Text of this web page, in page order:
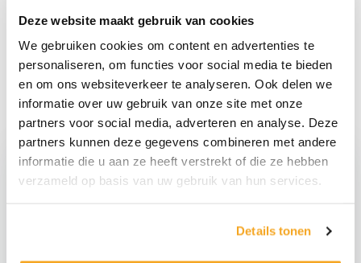
Deze website maakt gebruik van cookies
We gebruiken cookies om content en advertenties te
personaliseren, om functies voor social media te bieden
en om ons websiteverkeer te analyseren. Ook delen we
informatie over uw gebruik van onze site met onze
partners voor social media, adverteren en analyse. Deze
partners kunnen deze gegevens combineren met andere
informatie die u aan ze heeft verstrekt of die ze hebben
verzameld op basis van uw gebruik van hun services.
Details tonen
Absoluut een leuk en decoratief nepbroodje met namaak
knakworst.
Kijk voor meer natuurlijk kunstvoedsel ook eens bij het
nepvlees.